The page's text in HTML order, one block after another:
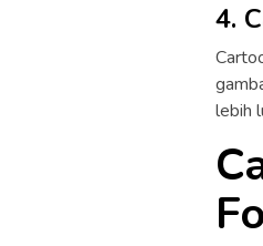
4.
lebih